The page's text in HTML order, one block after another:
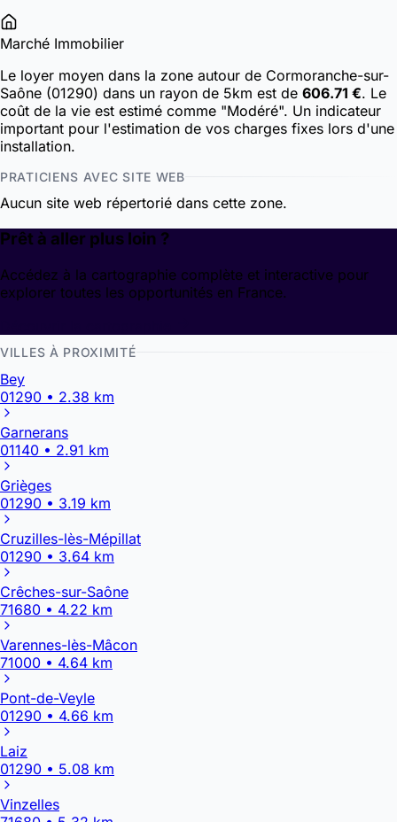
Marché Immobilier
Le loyer moyen dans la zone autour de Cormoranche-sur-
Saône (01290) dans un rayon de 5km est de 606.71 €. Le
coût de la vie est estimé comme "Modéré". Un indicateur
important pour l'estimation de vos charges fixes lors d'une
installation.
PRATICIENS AVEC SITE WEB
Aucun site web répertorié dans cette zone.
Prêt à aller plus loin ?
Accédez à la cartographie complète et interactive pour
explorer toutes les opportunités en France.
VILLES À PROXIMITÉ
Bey
01290 • 2.38 km
Garnerans
01140 • 2.91 km
Grièges
01290 • 3.19 km
Cruzilles-lès-Mépillat
01290 • 3.64 km
Crêches-sur-Saône
71680 • 4.22 km
Varennes-lès-Mâcon
71000 • 4.64 km
Pont-de-Veyle
01290 • 4.66 km
Laiz
01290 • 5.08 km
Vinzelles